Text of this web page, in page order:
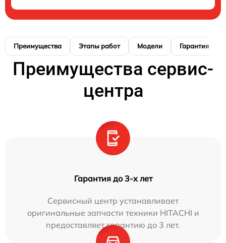
Преимущества Этапы работ Модели Гарантия
Преимущества сервис-
центра
Гарантия до 3-х лет
Сервисный центр устанавливает
оригинальные запчасти техники HITACHI и
предоставляет гарантию до 3 лет.